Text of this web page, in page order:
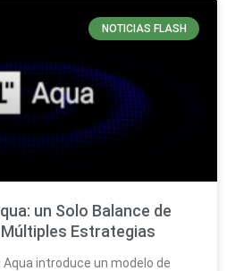
NOTICIAS FLASH
un Solo Balance de
Estrategias
Aqua introduce un modelo de